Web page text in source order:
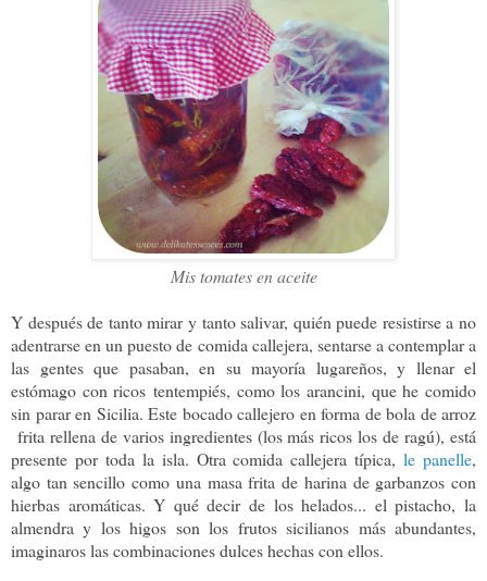
Mis tomates en aceite
Y después de tanto mirar y tanto salivar, quién puede resistirse a no
adentrarse en un puesto de comida callejera, sentarse a contemplar a
las gentes que pasaban, en su mayoría lugareños, y llenar el
estómago con ricos tentempiés, como los arancini, que he comido
sin parar en Sicilia. Este bocado callejero en forma de bola de arroz
frita rellena de varios ingredientes (los más ricos los de ragú), está
presente por toda la isla. Otra comida callejera típica, le panelle,
algo tan sencillo como una masa frita de harina de garbanzos con
hierbas aromáticas. Y qué decir de los helados... el pistacho, la
almendra y los higos son los frutos sicilianos más abundantes,
imaginaros las combinaciones dulces hechas con ellos.